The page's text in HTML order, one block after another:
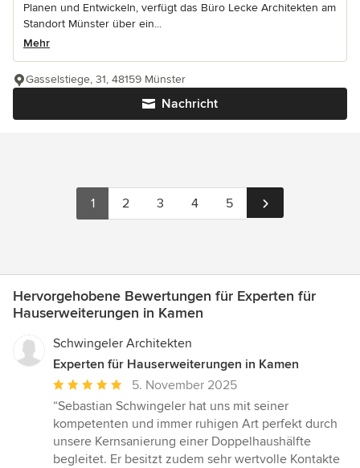
Planen und Entwickeln, verfügt das Büro Lecke Architekten am
Standort Münster über ein...
Mehr
Nachricht
Gasselstiege, 31, 48159 Münster
1 2 3 4 5
Hervorgehobene Bewertungen für Experten für
Hauserweiterungen in Kamen
Schwingeler Architekten
Experten für Hauserweiterungen in Kamen
Durchschnittliche
Bewertung:
5
von
5
5. November 2025
“Sebastian Schwingeler hat uns mit seiner
kompetenten und immer ruhigen Art perfekt durch
unsere Kernsanierung einer Doppelhaushälfte
begleitet. Er besitzt zudem sehr wertvolle Kontakte